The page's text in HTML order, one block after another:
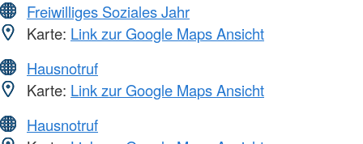
Freiwilliges Soziales Jahr
Karte: Link zur Google Maps Ansicht
Hausnotruf
Karte: Link zur Google Maps Ansicht
Hausnotruf